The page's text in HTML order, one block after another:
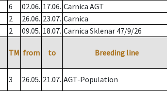
6 02.06. 17.06. Carnica AGT
2 26.06. 23.07. Carnica
2 09.05. 18.07. Carnica Sklenar 47/9/26
TM from to Breeding line
3 26.05. 21.07. AGT-Population